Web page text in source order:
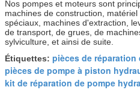
Nos pompes et moteurs sont
machines de construction,
spéciaux, machines d'extraction,
de transport, de grues, de
sylviculture, et ainsi de suite.
Étiquettes: pièces de
pièces de pompe à piston
kit de réparation de pompe